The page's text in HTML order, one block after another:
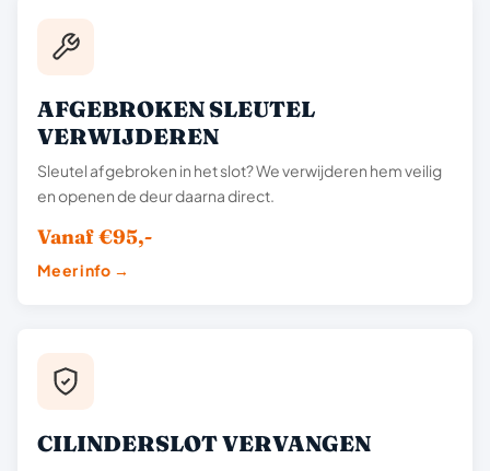
AFGEBROKEN SLEUTEL
VERWIJDEREN
Sleutel afgebroken in het slot? We verwijderen hem veilig
en openen de deur daarna direct.
Vanaf €95,-
Meer info →
CILINDERSLOT VERVANGEN